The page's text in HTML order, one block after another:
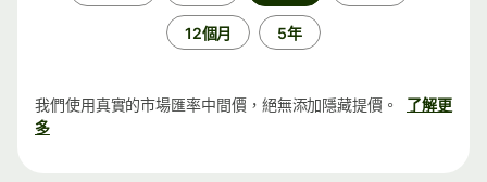
12個月 5年
我們使用真實的市場匯率中間價，絕無添加隱藏提價。
了解更
多